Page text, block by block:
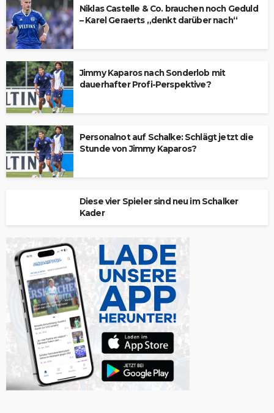
Niklas Castelle & Co. brauchen noch Geduld
– Karel Geraerts „denkt darüber nach“
Jimmy Kaparos nach Sonderlob mit
dauerhafter Profi-Perspektive?
Personalnot auf Schalke: Schlägt jetzt die
Stunde von Jimmy Kaparos?
Diese vier Spieler sind neu im Schalker
Kader